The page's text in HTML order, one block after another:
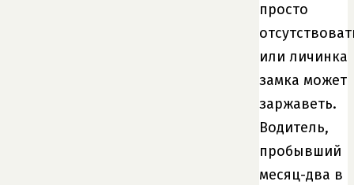
просто
или личинка
замка может
заржаветь.
Водитель,
пробывший
месяц-два в